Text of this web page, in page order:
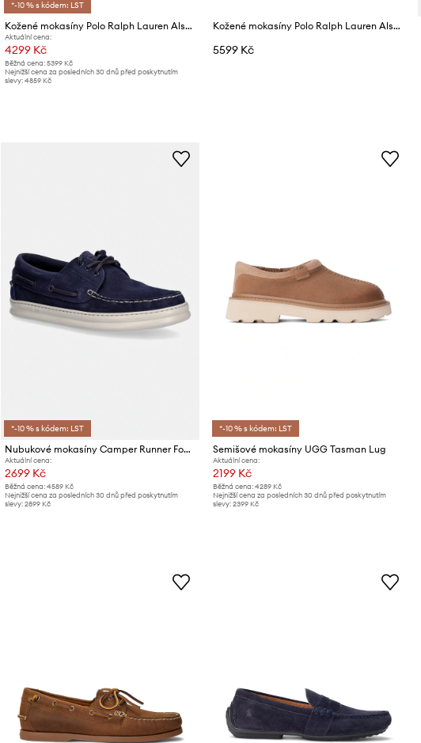
*-10 % s kódem: LST
Kožené mokasíny Polo Ralph Lauren Alston Penny
Aktuální cena:
4299 Kč
Běžná cena: 5399 Kč
Nejnižší cena za posledních 30 dnů před poskytnutím
slevy: 4859 Kč
Kožené mokasíny Polo Ralph Lauren Alston Penny
5599 Kč
*-10 % s kódem: LST
Nubukové mokasíny Camper Runner Four
Aktuální cena:
2699 Kč
Běžná cena: 4589 Kč
Nejnižší cena za posledních 30 dnů před poskytnutím
slevy: 2899 Kč
*-10 % s kódem: LST
Semišové mokasíny UGG Tasman Lug
Aktuální cena:
2199 Kč
Běžná cena: 4289 Kč
Nejnižší cena za posledních 30 dnů před poskytnutím
slevy: 2399 Kč